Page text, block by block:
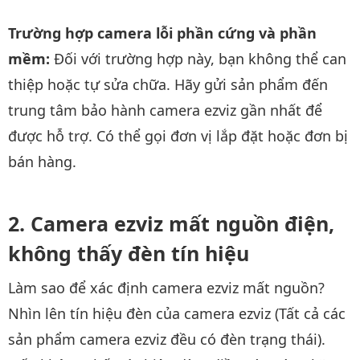
Trường hợp camera lỗi phần cứng và phần
mềm: Đối với trường hợp này, bạn không thể can
thiệp hoặc tự sửa chữa. Hãy gửi sản phẩm đến
trung tâm bảo hành camera ezviz gần nhất để
được hỗ trợ. Có thể gọi đơn vị lắp đặt hoặc đơn bị
bán hàng.
Camera ezviz mất nguồn điện,
không thấy đèn tín hiệu
Làm sao để xác định camera ezviz mất nguồn?
Nhìn lên tín hiệu đèn của camera ezviz (Tất cả các
sản phẩm camera ezviz đều có đèn trạng thái).